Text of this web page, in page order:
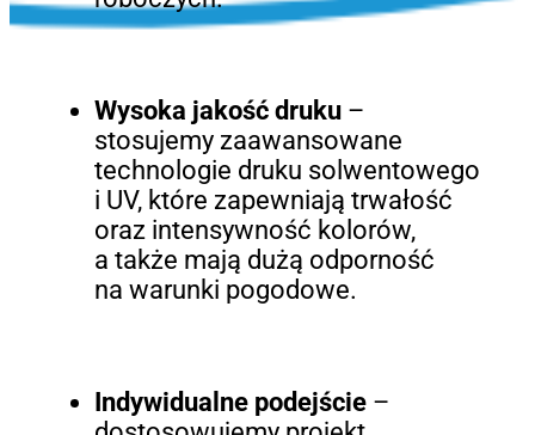
Wysoka jakość druku–
stosujemy zaawansowane
technologie druku solwentowego
i UV, które zapewniają trwałość
oraz intensywność kolorów,
a także mają dużą odporność
na warunki pogodowe.
Indywidualne podejście–